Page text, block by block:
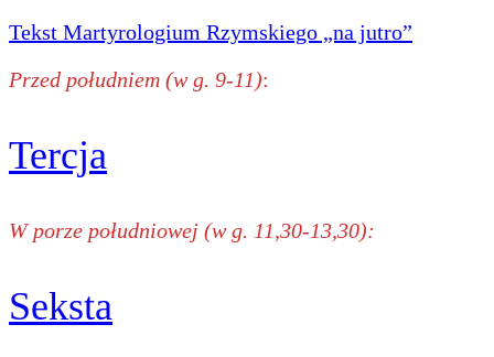
Tekst Martyrologium Rzymskiego „na jutro”
Przed południem (w g. 9-11):
Tercja
W porze południowej (w g. 11,30-13,30):
Seksta